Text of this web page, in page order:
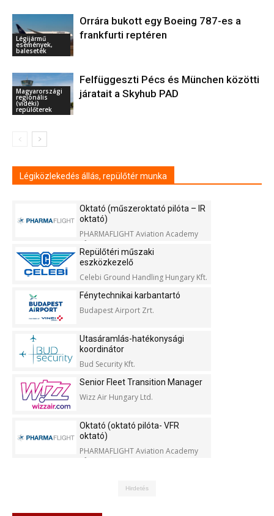
Légijármű
események,
balesetek
Orrára bukott egy Boeing 787-es a
frankfurti reptéren
Magyarországi
regionális
(vidéki)
repülőterek
Felfüggeszti Pécs és München közötti
járatait a Skyhub PAD
Légiközlekedés állás, repülőtér munka
Oktató (műszeroktató pilóta – IR
oktató)
PHARMAFLIGHT Aviation Academy
Kft.
Repülőtéri műszaki
eszközkezelő
Celebi Ground Handling Hungary Kft.
Fénytechnikai karbantartó
Budapest Airport Zrt.
Utasáramlás-hatékonysági
koordinátor
Bud Security Kft.
Senior Fleet Transition Manager
Wizz Air Hungary Ltd.
Oktató (oktató pilóta- VFR
oktató)
PHARMAFLIGHT Aviation Academy
Kft.
Hirdetés